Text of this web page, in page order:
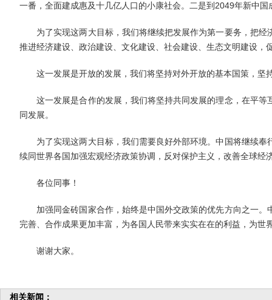
一番，全面建成惠及十几亿人口的小康社会。二是到2049年新中
为了实现这两大目标，我们将继续把发展作为第一要务，把经
推进经济建设、政治建设、文化建设、社会建设、生态文明建设
这一发展是开放的发展，我们将坚持对外开放的基本国策，坚
这一发展是合作的发展，我们将坚持共同发展的理念，在平等
同发展。
为了实现这两大目标，我们需要良好外部环境。中国将继续奉
续同世界各国加强宏观经济政策协调，反对保护主义，改善全球经
各位同事！
加强同金砖国家合作，始终是中国外交政策的优先方向之一。
完善、合作成果更加丰富，为各国人民带来实实在在的利益，为世
谢谢大家。
相关新闻：